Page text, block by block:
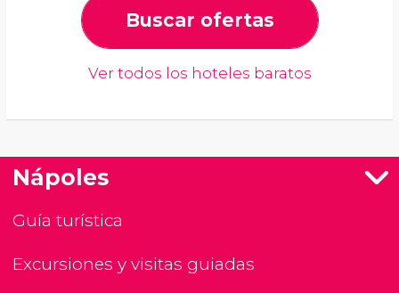
Buscar ofertas
Ver todos los hoteles baratos
Nápoles
Guía turística
Excursiones y visitas guiadas